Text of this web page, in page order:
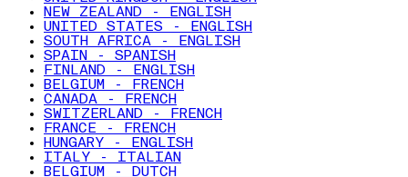
NEW ZEALAND - ENGLISH
UNITED STATES - ENGLISH
SOUTH AFRICA - ENGLISH
SPAIN - SPANISH
FINLAND - ENGLISH
BELGIUM - FRENCH
CANADA - FRENCH
SWITZERLAND - FRENCH
FRANCE - FRENCH
HUNGARY - ENGLISH
ITALY - ITALIAN
BELGIUM - DUTCH